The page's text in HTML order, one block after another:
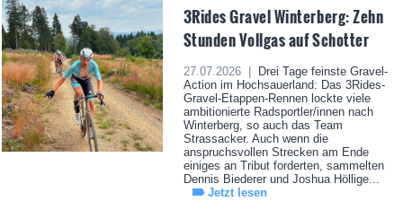
3Rides Gravel Winterberg: Zehn
Stunden Vollgas auf Schotter
27.07.2026 |
Drei Tage feinste Gravel-
Action im Hochsauerland: Das 3Rides-
Gravel-Etappen-Rennen lockte viele
ambitionierte Radsportler/innen nach
Winterberg, so auch das Team
Strassacker. Auch wenn die
anspruchsvollen Strecken am Ende
einiges an Tribut forderten, sammelten
Dennis Biederer und Joshua Höllige...
Jetzt lesen